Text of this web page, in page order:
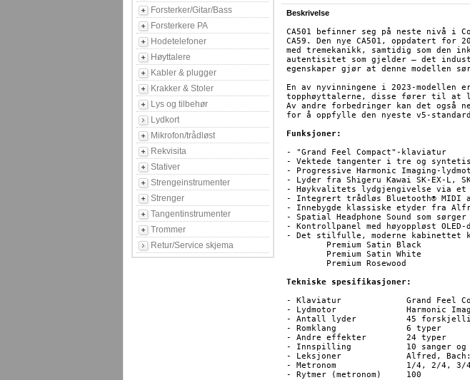
Forsterker/Gitar/Bass
Forsterkere PA
Hodetelefoner
Høyttalere
Kabler & plugger
Krakker & Stoler
Lys og tilbehør
Lydkort
Mikrofon/trådløst
Rekvisita
Stativer
Strengeinstrumenter
Strenger
Tangentinstrumenter
Trommer
Retur/Service skjema
Beskrivelse
CA501 befinner seg på neste nivå
CA59. Den nye CA501, oppdatert for
med tremekanikk, samtidig som den
autentisitet som gjelder – det
egenskaper gjør at denne modellen
En av nyvinningene i 2023-modellen
topphøyttalerne, disse fører til at
Av andre forbedringer kan det også
for å oppfylle den nyeste v5-
Funksjoner:
- "Grand Feel Compact"-klaviatur
- Vektede tangenter i tre og
- Progressive Harmonic Imaging-
- Lyder fra Shigeru Kawai SK-EX-L,
- Høykvalitets lydgjengivelse via et
- Integrert trådløs Bluetooth® MIDI
- Innebygde klassiske etyder fra
- Spatial Headphone Sound som
- Kontrollpanel med høyoppløst OLED-
- Det stilfulle, moderne
Tekniske spesifikasjoner:
- Klaviatur 		Grand Feel Compact med 88 tangenter
- Lydmotor 		Harmonic Imaging XL (HI-XL)
- Antall lyder 		45 forskjellige lyder
- Romklang 		6 typer
- Andre effekter	24 typer
- Innspilling		10 sanger og opptil ca. 90000 noter kan lagres i minnet
- Leksjoner 		Alfred, Bach: Inventionen, Beyer, Burgmüller,Chopin Walzer og Czerny
- Metronom 		1/4, 2/4, 3/4, 4/4, 5/4, 3/8, 6/8, 7/8, 9/8, 12/8
- Rytmer (metronom)	100